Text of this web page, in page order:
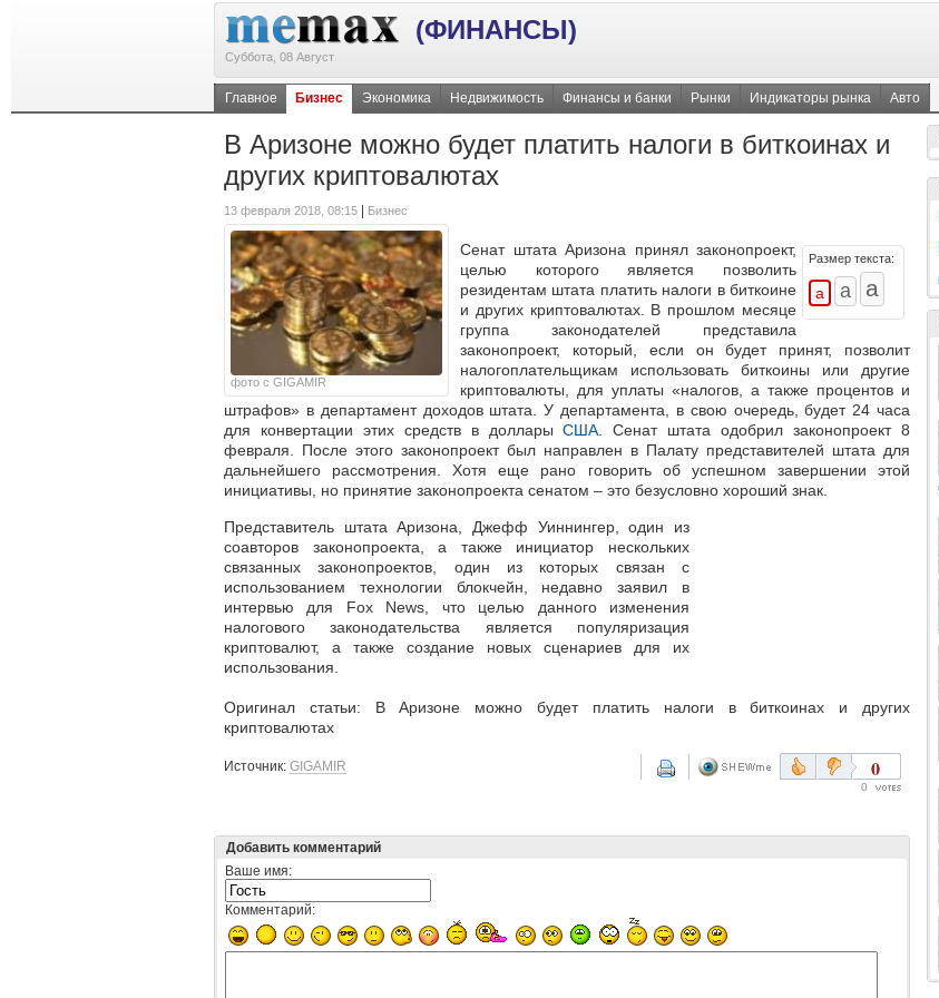
(ФИНАНСЫ)
Суббота, 08 Август
Главное Бизнес Экономика Недвижимость Финансы и банки Рынки Индикаторы рынка Авто
В Аризоне можно будет платить налоги в биткоинах и
других криптовалютах
13 февраля 2018, 08:15 Бизнес
фото с GIGAMIR
Размер текста:
Сенат штата Аризона принял законопроект,
целью которого является позволить
резидентам штата платить налоги в биткоине
и других криптовалютах. В прошлом месяце
группа законодателей представила
законопроект, который, если он будет принят, позволит
налогоплательщикам использовать биткоины или другие
криптовалюты, для уплаты «налогов, а также процентов и
штрафов» в департамент доходов штата. У департамента, в свою очередь, будет 24 часа
для конвертации этих средств в долларыСША. Сенат штата одобрил законопроект 8
февраля. После этого законопроект был направлен в Палату представителей штата для
дальнейшего рассмотрения. Хотя еще рано говорить об успешном завершении этой
инициативы, но принятие законопроекта сенатом – это безусловно хороший знак.
Представитель штата Аризона, Джефф Уиннингер, один из
соавторов законопроекта, а также инициатор нескольких
связанных законопроектов, один из которых связан с
использованием технологии блокчейн, недавно заявил в
интервью для Fox News, что целью данного изменения
налогового законодательства является популяризация
криптовалют, а также создание новых сценариев для их
использования.
Оригинал статьи: В Аризоне можно будет платить налоги в биткоинах и других
криптовалютах
Источник: GIGAMIR 0
0
Добавить комментарий
Ваше имя:
Комментарий: